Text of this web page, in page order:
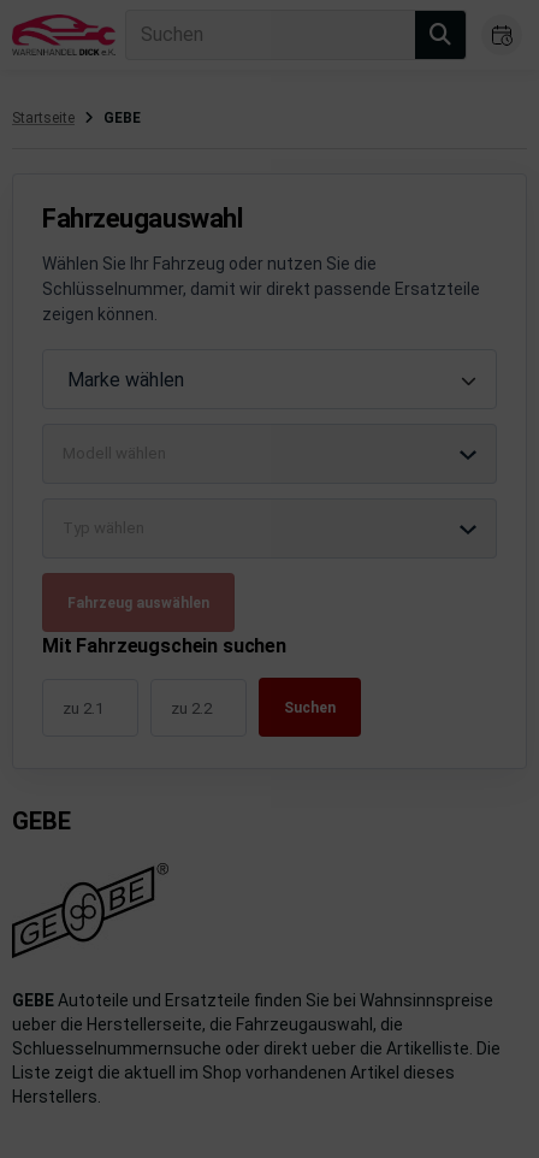
Suchen
Startseite GEBE
Fahrzeugauswahl
Wählen Sie Ihr Fahrzeug oder nutzen Sie die
Schlüsselnummer, damit wir direkt passende Ersatzteile
zeigen können.
Marke wählen
Fahrzeug auswählen
Mit Fahrzeugschein suchen
Suchen
GEBE
GEBE Autoteile und Ersatzteile finden Sie bei Wahnsinnspreise
ueber die Herstellerseite, die Fahrzeugauswahl, die
Schluesselnummernsuche oder direkt ueber die Artikelliste. Die
Liste zeigt die aktuell im Shop vorhandenen Artikel dieses
Herstellers.
Anbauteile
Dämpfung
Lüftung
Kommunikationssysteme